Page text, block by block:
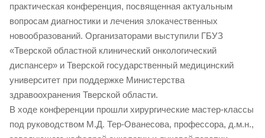
практическая конференция, посвященная актуальным
вопросам диагностики и лечения злокачественных
новообразований. Организаторами выступили ГБУЗ
«Тверской областной клинический онкологический
диспансер» и Тверской государственный медицинский
университет при поддержке Министерства
здравоохранения Тверской области.
В ходе конференции прошли хирургические мастер-классы
под руководством М.Д. Тер-Ованесова, профессора, д.м.н.,